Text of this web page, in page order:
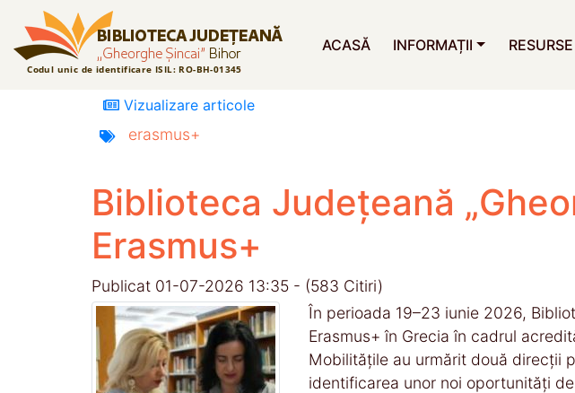
ACASĂ INFORMAȚII RESURSE
Vizualizare articole
erasmus+
Biblioteca Județeană
Erasmus+
Publicat 01-07-2026 13:35 - (583 Citiri)
În perioada 19–23 iunie 2026,
Erasmus+ în Grecia în cadrul
Mobilitățile au urmărit două direcții
identificarea unor noi oportunități